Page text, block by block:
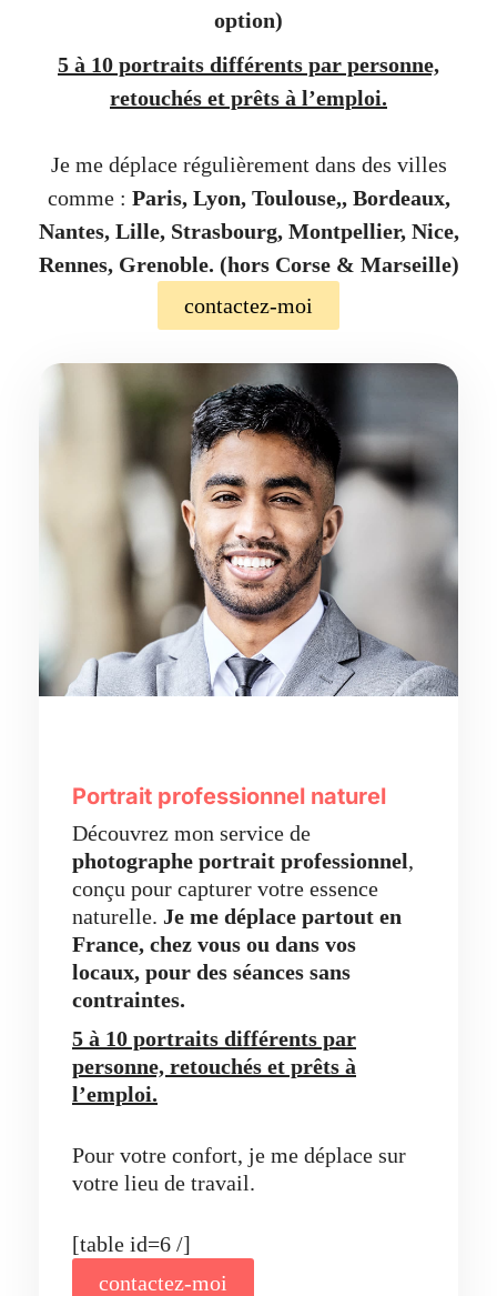
option)
5 à 10 portraits différents par personne,
retouchés et prêts à l’emploi.
Je me déplace régulièrement dans des villes
comme : Paris, Lyon, Toulouse,, Bordeaux,
Nantes, Lille, Strasbourg, Montpellier, Nice,
Rennes, Grenoble. (hors Corse & Marseille)
contactez-moi
Portrait professionnel naturel
Découvrez mon service de
photographe portrait professionnel,
conçu pour capturer votre essence
naturelle. Je me déplace partout en
France, chez vous ou dans vos
locaux, pour des séances sans
contraintes.
5 à 10 portraits différents par
personne, retouchés et prêts à
l’emploi.
Pour votre confort, je me déplace sur
votre lieu de travail.
[table id=6 /]
contactez-moi